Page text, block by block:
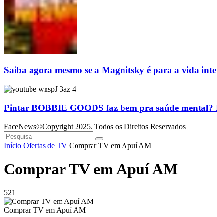
Saiba agora mesmo se a Magnitsky é para a vida
Pintar BOBBIE GOODS faz bem pra saúde mental?
FaceNews©Copyright 2025. Todos os Direitos Reservados
Início Ofertas de TV Comprar TV em Apuí AM
Comprar TV em Apuí AM
521
Comprar TV em Apuí AM